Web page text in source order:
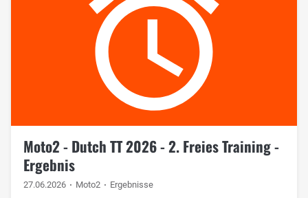
Moto2 - Dutch TT 2026 - 2. Freies Training -
Ergebnis
27.06.2026 Moto2 Ergebnisse